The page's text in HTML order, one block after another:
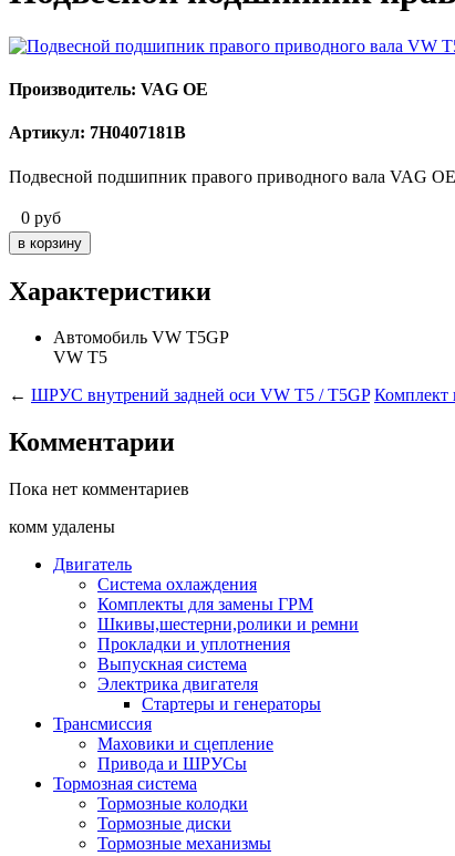
Производитель: VAG OE
Артикул: 7H0407181B
Подвесной подшипник правого приводного вала VAG
0 руб
Характеристики
Автомобиль VW T5GP
VW T5
← ШРУС внутрений задней оси VW T5 / T5GP Комплект
Комментарии
Пока нет комментариев
комм удалены
Двигатель
Система охлаждения
Комплекты для замены ГРМ
Шкивы,шестерни,ролики и ремни
Прокладки и уплотнения
Выпускная система
Электрика двигателя
Стартеры и генераторы
Трансмиссия
Маховики и сцепление
Привода и ШРУСы
Тормозная система
Тормозные колодки
Тормозные диски
Тормозные механизмы